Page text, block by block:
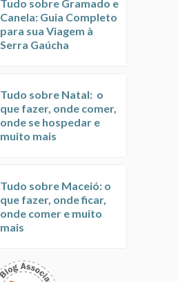
Tudo sobre Gramado e
Canela: Guia Completo
para sua Viagem à
Serra Gaúcha
Tudo sobre Natal: o
que fazer, onde comer,
onde se hospedar e
muito mais
Tudo sobre Maceió: o
que fazer, onde ficar,
onde comer e muito
mais